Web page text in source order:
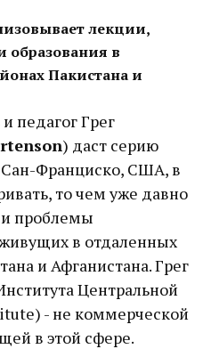
лекции,
образования в
Пакистана и
педагог Грег
) даст серию
Сан-Франциско, США, в
то чем уже давно
и проблемы
в отдаленных
и Афганистана. Грег
Центральной
- не коммерческой
в этой сфере.